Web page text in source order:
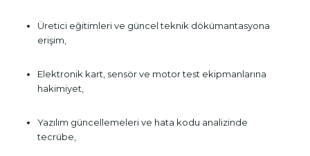
Üretici eğitimleri ve güncel teknik dökümantasyona
erişim,
Elektronik kart, sensör ve motor test ekipmanlarına
hakimiyet,
Yazılım güncellemeleri ve hata kodu analizinde
tecrübe,